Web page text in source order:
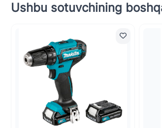
Ushbu sotuvchining